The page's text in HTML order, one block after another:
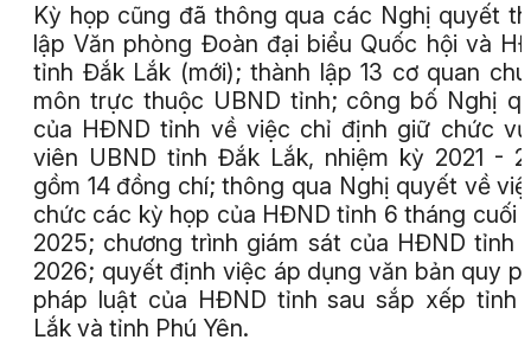
Kỳ họp cũng đã thông qua các Nghị quyết
lập Văn phòng Đoàn đại biểu Quốc hội và
tỉnh Đắk Lắk (mới); thành lập 13 cơ quan
môn trực thuộc UBND tỉnh; công bố Nghị
của HĐND tỉnh về việc chỉ định giữ chức
viên UBND tỉnh Đắk Lắk, nhiệm kỳ 2021 -
gồm 14 đồng chí; thông qua Nghị quyết về
chức các kỳ họp của HĐND tỉnh 6 tháng cuối
2025; chương trình giám sát của HĐND tỉnh
2026; quyết định việc áp dụng văn bản quy
pháp luật của HĐND tỉnh sau sắp xếp tỉnh
Lắk và tỉnh Phú Yên.